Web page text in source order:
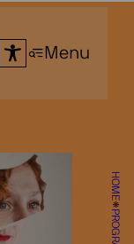
HOME
Menu